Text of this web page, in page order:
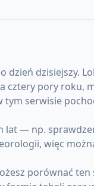
dzisiejszy.
cztery pory roku,
serwisie
— np.
więc
porównać